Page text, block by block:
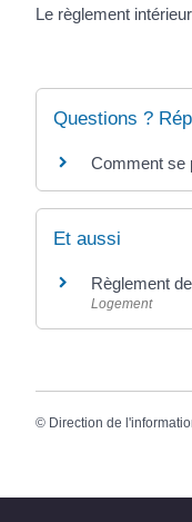
Le règlement
Questions ?
Comment se
Et aussi
Règlement
Logement
© Direction de